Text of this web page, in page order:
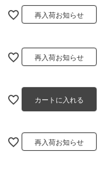
再入荷お知らせ
再入荷お知らせ
カートに入れる
再入荷お知らせ